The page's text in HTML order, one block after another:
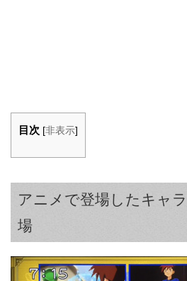
目次 [非表示]
アニメで登場したキャ
場